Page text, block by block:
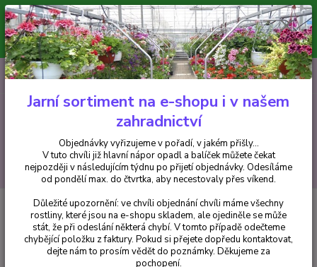
Minimální hodnota pro odeslání z e-shopu je 300 Kč.
V tuto chvíli již hlavní nápor objednávek opadl a balíček můžete čekat
nejpozději v následujícím týdnu po přijetí objednávky. Objednávky
vyřizujeme v pořadí, v jakém přišly...
CZK
Hledat
+420 602 223 614 0ks
za0 Kč
Fuchsie Anita Fuchsie - cena za kus v 3-kusovém balení
Anita Fuchsie - cena za kus v 3-
kusovém balení
Jarní sortiment na e-shopu i v našem
zahradnictví
Objednávky vyřizujeme v pořadí, v jakém přišly...
V tuto chvíli již hlavní nápor opadl a balíček můžete čekat
nejpozději v následujícím týdnu po přijetí objednávky. Odesíláme
od pondělí max. do čtvrtka, aby necestovaly přes víkend.
Důležité upozornění: ve chvíli objednání chvíli máme všechny
rostliny, které jsou na e-shopu skladem, ale ojediněle se může
stát, že při odeslání některá chybí. V tomto případě odečteme
chybějící položku z faktury. Pokud si přejete dopředu kontaktovat,
dejte nám to prosím vědět do poznámky. Děkujeme za
pochopení.